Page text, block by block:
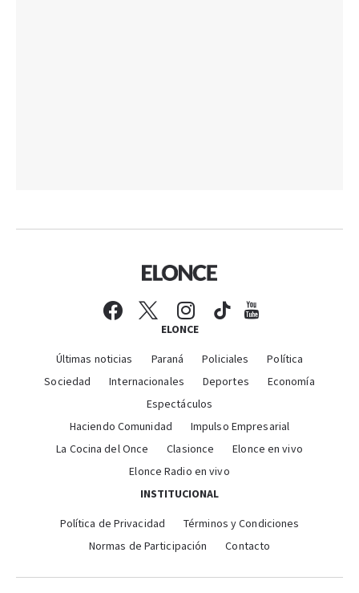
ELONCE
Últimas noticias Paraná Policiales
Política
Sociedad
Internacionales Deportes
Economía
Espectáculos
Haciendo Comunidad
Impulso Empresarial
La Cocina del Once
Clasionce
Elonce en vivo
Elonce Radio en vivo
INSTITUCIONAL
Política de Privacidad
Términos y Condiciones
Normas de Participación
Contacto